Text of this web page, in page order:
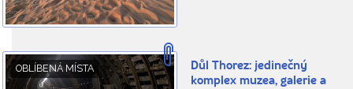
OBLÍBENÁ MÍSTA
Důl Thorez: jedinečný
komplex muzea, galerie a